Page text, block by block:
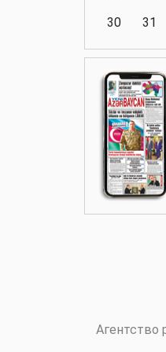
Аналитика
Аналитика
30
31
Агентство